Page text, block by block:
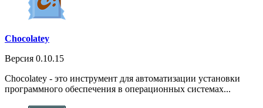
Chocolatey
Версия 0.10.15
Chocolatey - это инструмент для автоматизации установки
программного обеспечения в операционных системах...